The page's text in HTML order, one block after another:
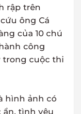
rập trên
ông Cá
của 10 chú
công
trong cuộc thi
hình ảnh có
tình yêu